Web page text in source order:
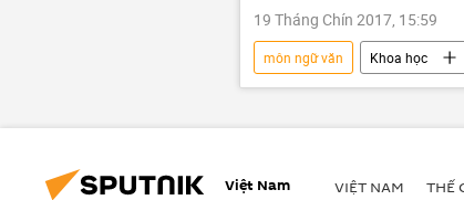
19 Tháng Chín 2017, 15:59
môn ngữ văn Khoa học
Việt Nam VIỆT NAM THẾ